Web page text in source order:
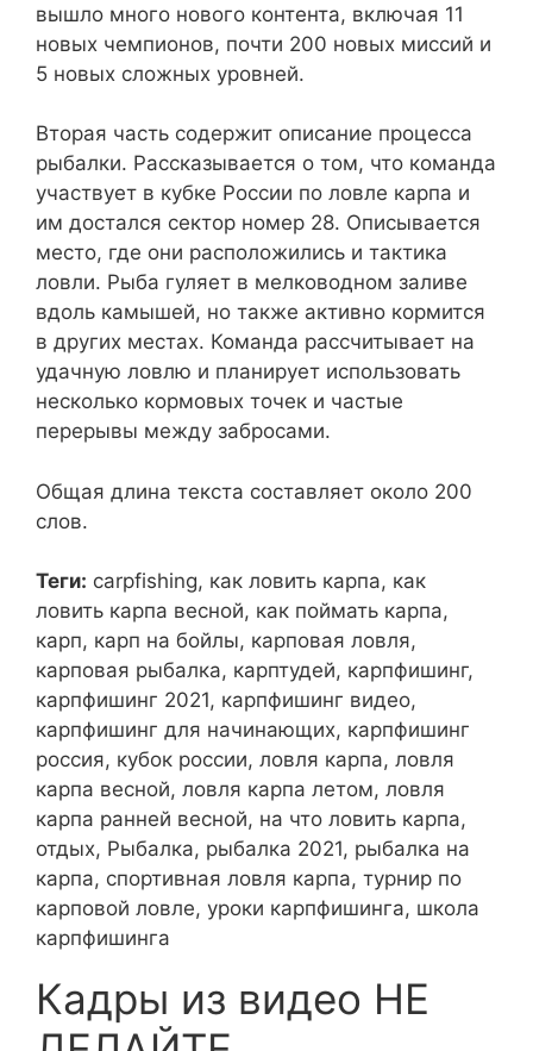
вышло много нового контента, включая 11
новых чемпионов, почти 200 новых миссий и
5 новых сложных уровней.
Вторая часть содержит описание процесса
рыбалки. Рассказывается о том, что команда
участвует в кубке России по ловле карпа и
им достался сектор номер 28. Описывается
место, где они расположились и тактика
ловли. Рыба гуляет в мелководном заливе
вдоль камышей, но также активно кормится
в других местах. Команда рассчитывает на
удачную ловлю и планирует использовать
несколько кормовых точек и частые
перерывы между забросами.
Общая длина текста составляет около 200
слов.
Теги: carpfishing, как ловить карпа, как
ловить карпа весной, как поймать карпа,
карп, карп на бойлы, карповая ловля,
карповая рыбалка, карптудей, карпфишинг,
карпфишинг 2021, карпфишинг видео,
карпфишинг для начинающих, карпфишинг
россия, кубок россии, ловля карпа, ловля
карпа весной, ловля карпа летом, ловля
карпа ранней весной, на что ловить карпа,
отдых, Рыбалка, рыбалка 2021, рыбалка на
карпа, спортивная ловля карпа, турнир по
карповой ловле, уроки карпфишинга, школа
карпфишинга
Кадры из видео НЕ